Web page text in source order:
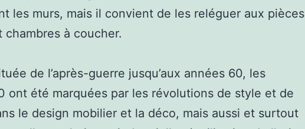
les murs, mais il convient de les reléguer aux pièces
chambres à coucher.
de l’après-guerre jusqu’aux années 60, les
ont été marquées par les révolutions de style et de
le design mobilier et la déco, mais aussi et surtout